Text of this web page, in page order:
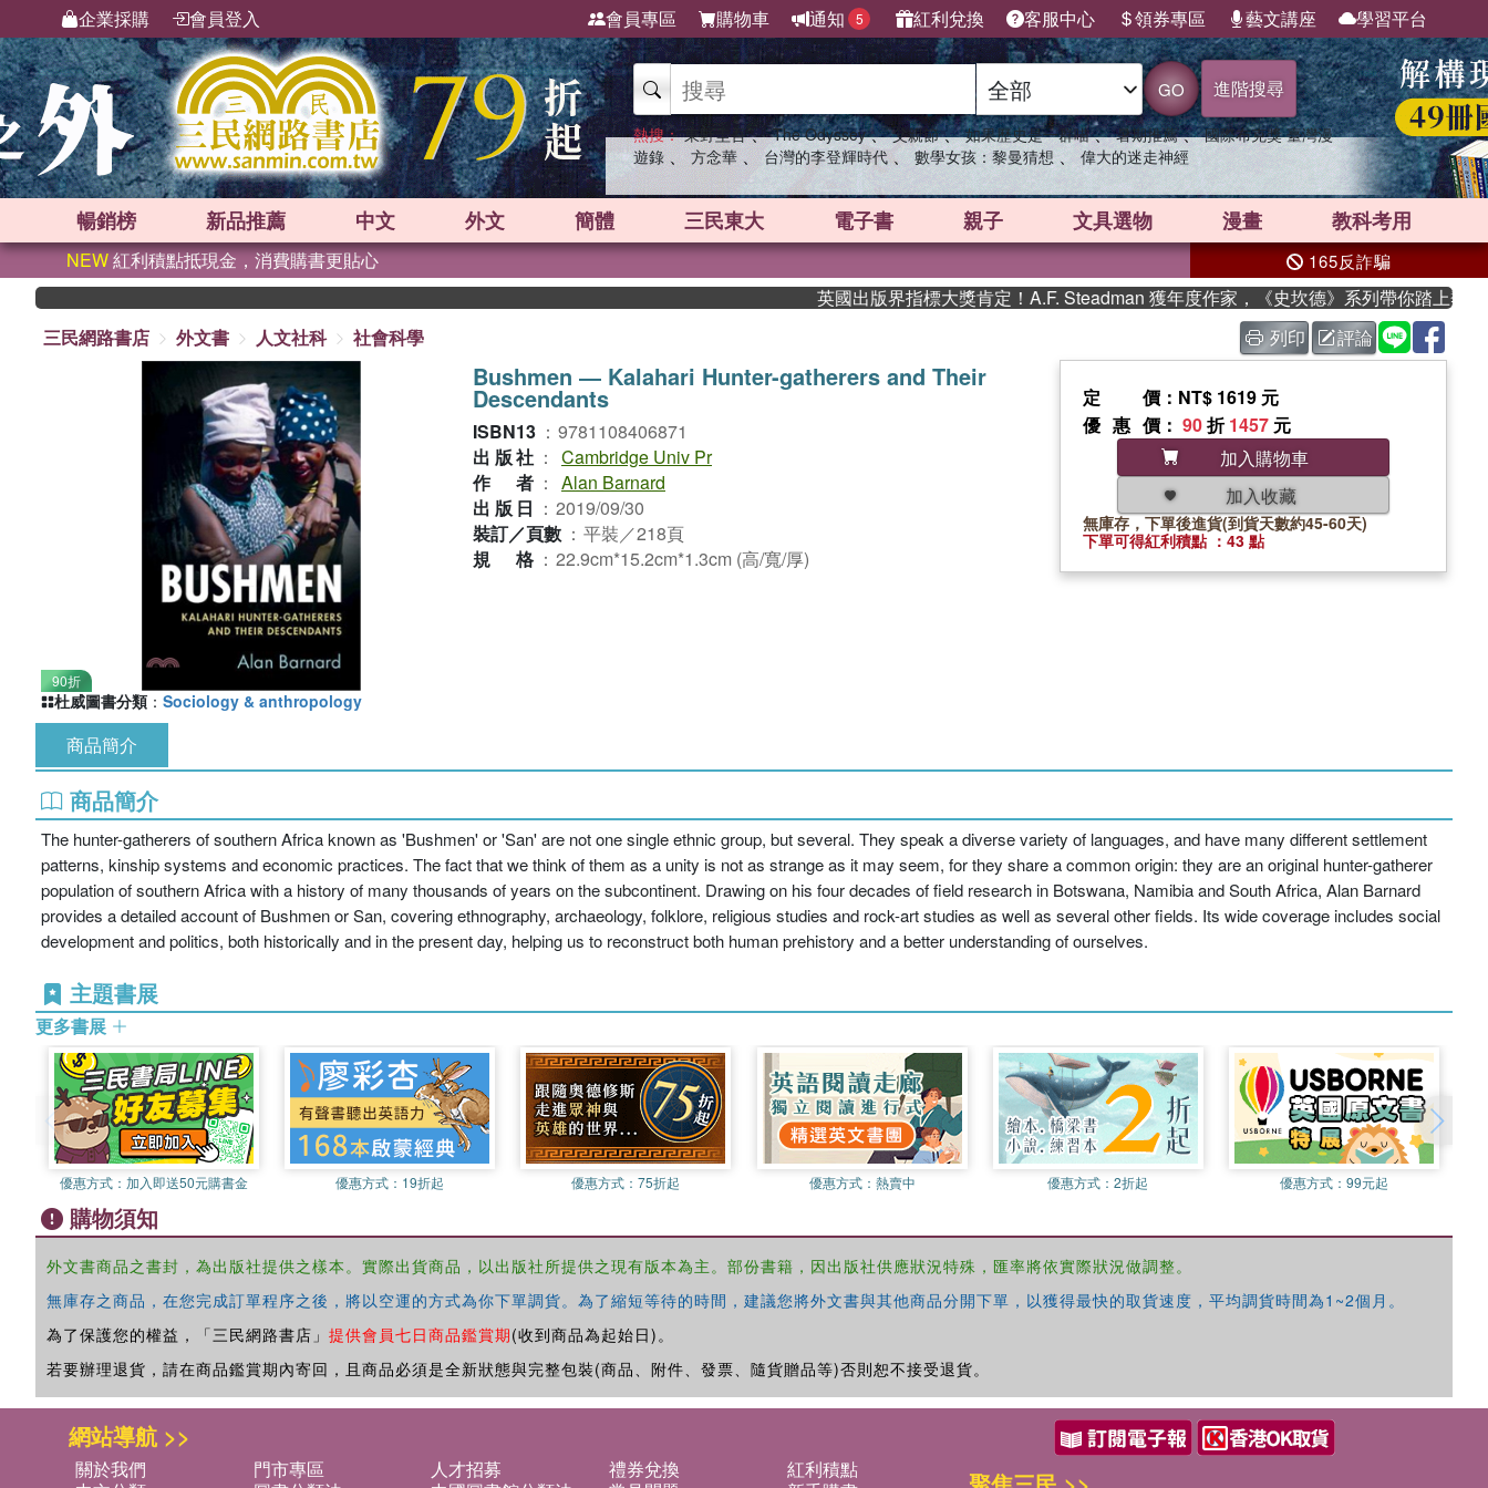
企業採購 會員登入 會員專區 購物車 通知 5 紅利兌換 客服中心 領券專區 藝文講座 學習平台
GO 進階搜尋
熱搜： 東野圭吾 、 The Odyssey 、 父親節 、 如果歷史是一群喵 、 暑期推薦 、 國際布克獎 臺灣漫
遊錄 、 方念華 、 台灣的李登輝時代 、 數學女孩：黎曼猜想 、 偉大的迷走神經
暢銷榜 新品推薦 中文 外文 簡體 三民東大 電子書 親子 文具選物 漫畫 教科考用
NEW紅利積點抵現金，消費購書更貼心 165反詐騙
英國出版界指標大獎肯定！A.F. Steadman 獲年度作家，《史坎德》系列帶你踏上熱血奇
三民網路書店
外文書 人文社科 社會科學 列印 評論
90折
Bushmen ― Kalahari Hunter-gatherers and Their
Descendants
ISBN13 ： 9781108406871
出版社 ： Cambridge Univ Pr
作者 ： Alan Barnard
出版日 ： 2019/09/30
裝訂／頁數 ： 平裝／218頁
規格 ： 22.9cm*15.2cm*1.3cm (高/寬/厚)
定價 ：NT$ 1619 元
優惠價 ： 90折1457 元
加入購物車
加入收藏
無庫存，下單後進貨(到貨天數約45-60天)
下單可得紅利積點 ：43 點
杜威圖書分類 ： Sociology & anthropology
商品簡介
商品簡介
The hunter-gatherers of southern Africa known as 'Bushmen' or 'San' are not one single ethnic group, but several. They speak a diverse variety of languages, and have many different settlement
patterns, kinship systems and economic practices. The fact that we think of them as a unity is not as strange as it may seem, for they share a common origin: they are an original hunter-gatherer
population of southern Africa with a history of many thousands of years on the subcontinent. Drawing on his four decades of field research in Botswana, Namibia and South Africa, Alan Barnard
provides a detailed account of Bushmen or San, covering ethnography, archaeology, folklore, religious studies and rock-art studies as well as several other fields. Its wide coverage includes social
development and politics, both historically and in the present day, helping us to reconstruct both human prehistory and a better understanding of ourselves.
主題書展
更多書展
優惠方式： 加入即送50元購書金 優惠方式： 19折起 優惠方式：75折起 優惠方式： 熱賣中 優惠方式：2折起 優惠方式：99元起
購物須知
外文書商品之書封，為出版社提供之樣本。實際出貨商品，以出版社所提供之現有版本為主。部份書籍，因出版社供應狀況特殊，匯率將依實際狀況做調整。
無庫存之商品，在您完成訂單程序之後，將以空運的方式為你下單調貨。為了縮短等待的時間，建議您將外文書與其他商品分開下單，以獲得最快的取貨速度，平均調貨時間為1~2個月。
為了保護您的權益，「三民網路書店」 提供會員七日商品鑑賞期(收到商品為起始日)。
若要辦理退貨，請在商品鑑賞期內寄回，且商品必須是全新狀態與完整包裝(商品、附件、發票、隨貨贈品等)否則恕不接受退貨。
網站導航 >>
關於我們 門市專區 人才招募 禮券兌換
紅利積點